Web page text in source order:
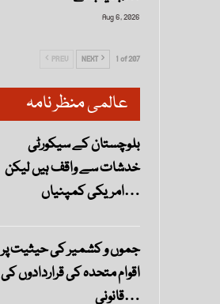
Aug 6, 2026
PREV NEXT 1 of 207
عالمی منظر نامہ
بلوچستان کے سیکورٹی
خدشات سے واقف ہیں لیکن
امریکی کمپنیاں…
جموں و کشمیر کی حیثیت پر
اقوام متحدہ کی قراردادوں کی
قانونی…